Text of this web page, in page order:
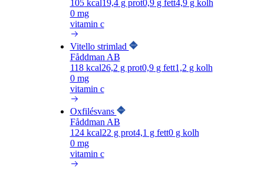
105kcal19,4g prot0,9g fett4,9g kolh
0 mg
vitamin c
Vitello strimlad
Fåddman AB
118kcal26,2 g prot0,9g fett1,2 g kolh
0 mg
vitamin c
Oxfilésvans
Fåddman AB
124kcal22 g prot4,1 g fett0g kolh
0 mg
vitamin c